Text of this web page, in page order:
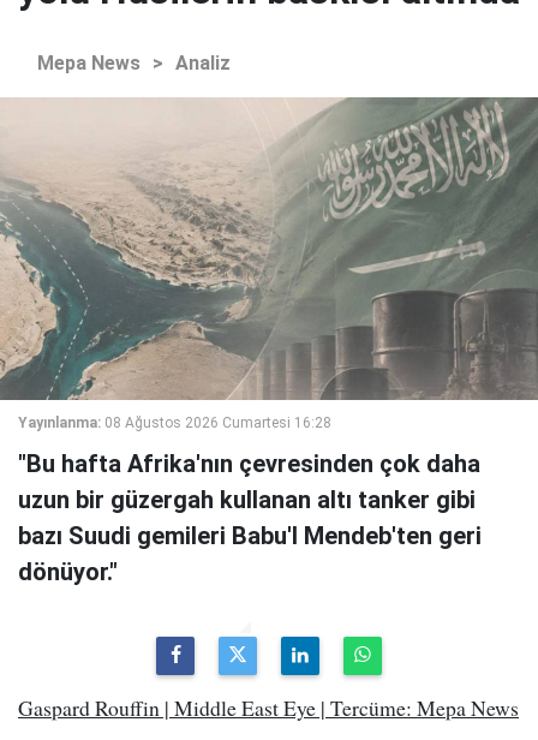
Mepa News > Analiz
Yayınlanma: 08 Ağustos 2026 Cumartesi 16:28
"Bu hafta Afrika'nın çevresinden çok daha
uzun bir güzergah kullanan altı tanker gibi
bazı Suudi gemileri Babu'l Mendeb'ten geri
dönüyor."
Gaspard Rouffin | Middle East Eye | Tercüme: Mepa News